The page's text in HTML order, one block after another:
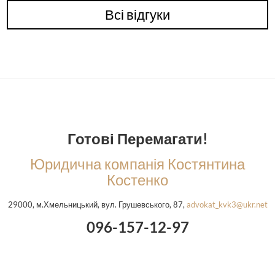
Всі відгуки
Готові Перемагати!
Юридична компанія Костянтина
Костенко
29000, м.Хмельницький, вул. Грушевського, 87,advokat_kvk3@ukr.net
096-157-12-97